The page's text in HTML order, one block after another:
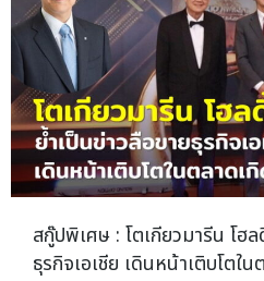
สกู๊ปพิเศษ : โตเกียวมารีน โฮ
ธุรกิจเอเชีย เดินหน้าเติบโตใ